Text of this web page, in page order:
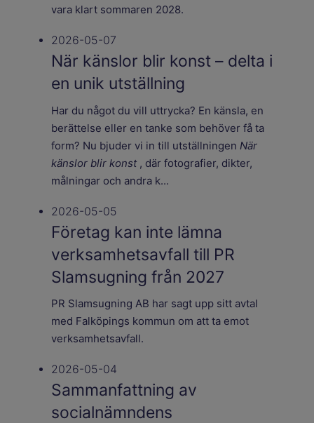
vara klart sommaren 2028.
2026-05-07
När känslor blir konst – delta i
en unik utställning
Har du något du vill uttrycka? En känsla, en
berättelse eller en tanke som behöver få ta
form? Nu bjuder vi in till utställningen När
känslor blir konst, där fotografier, dikter,
målningar och andra k...
2026-05-05
Företag kan inte lämna
verksamhetsavfall till PR
Slamsugning från 2027
PR Slamsugning AB har sagt upp sitt avtal
med Falköpings kommun om att ta emot
verksamhetsavfall.
2026-05-04
Sammanfattning av
socialnämndens